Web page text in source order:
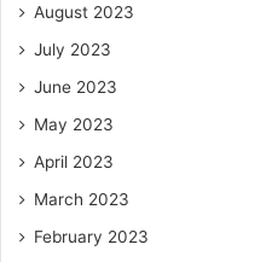
August 2023
July 2023
June 2023
May 2023
April 2023
March 2023
February 2023